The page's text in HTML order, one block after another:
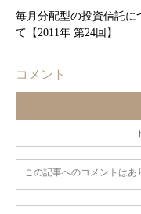
毎月分配型の投資信託に
て【2011年 第24回】
コメント
この記事へのコメントはあ